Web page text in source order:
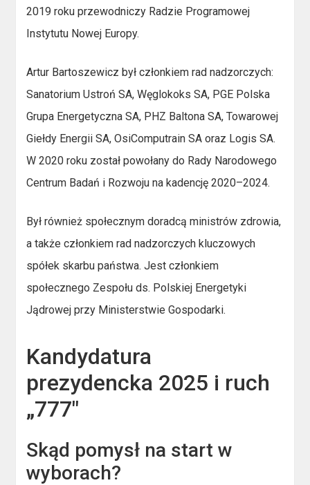
2019 roku przewodniczy Radzie Programowej
Instytutu Nowej Europy.
Artur Bartoszewicz był członkiem rad nadzorczych:
Sanatorium Ustroń SA, Węglokoks SA, PGE Polska
Grupa Energetyczna SA, PHZ Baltona SA, Towarowej
Giełdy Energii SA, OsiComputrain SA oraz Logis SA.
W 2020 roku został powołany do Rady Narodowego
Centrum Badań i Rozwoju na kadencję 2020–2024.
Był również społecznym doradcą ministrów zdrowia,
a także członkiem rad nadzorczych kluczowych
spółek skarbu państwa. Jest członkiem
społecznego Zespołu ds. Polskiej Energetyki
Jądrowej przy Ministerstwie Gospodarki.
Kandydatura
prezydencka 2025 i ruch
„777″
Skąd pomysł na start w
wyborach?